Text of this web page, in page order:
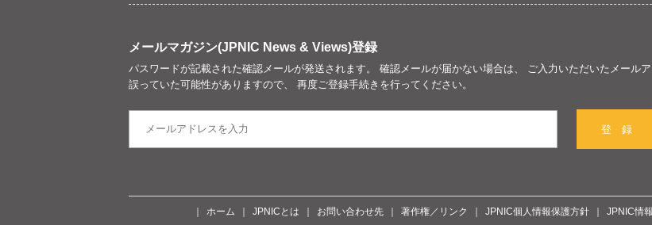
メールマガジン(JPNIC News & Views)登録
パスワードが記載された確認メールが発送されます。 確認メールが届かない場合は、 ご入力いただいたメール
誤っていた可能性がありますので、 再度ご登録手続きを行ってください。
登 録
ホーム JPNICとは お問い合わせ先 著作権／リンク JPNIC個人情報保護方針 JPNIC情